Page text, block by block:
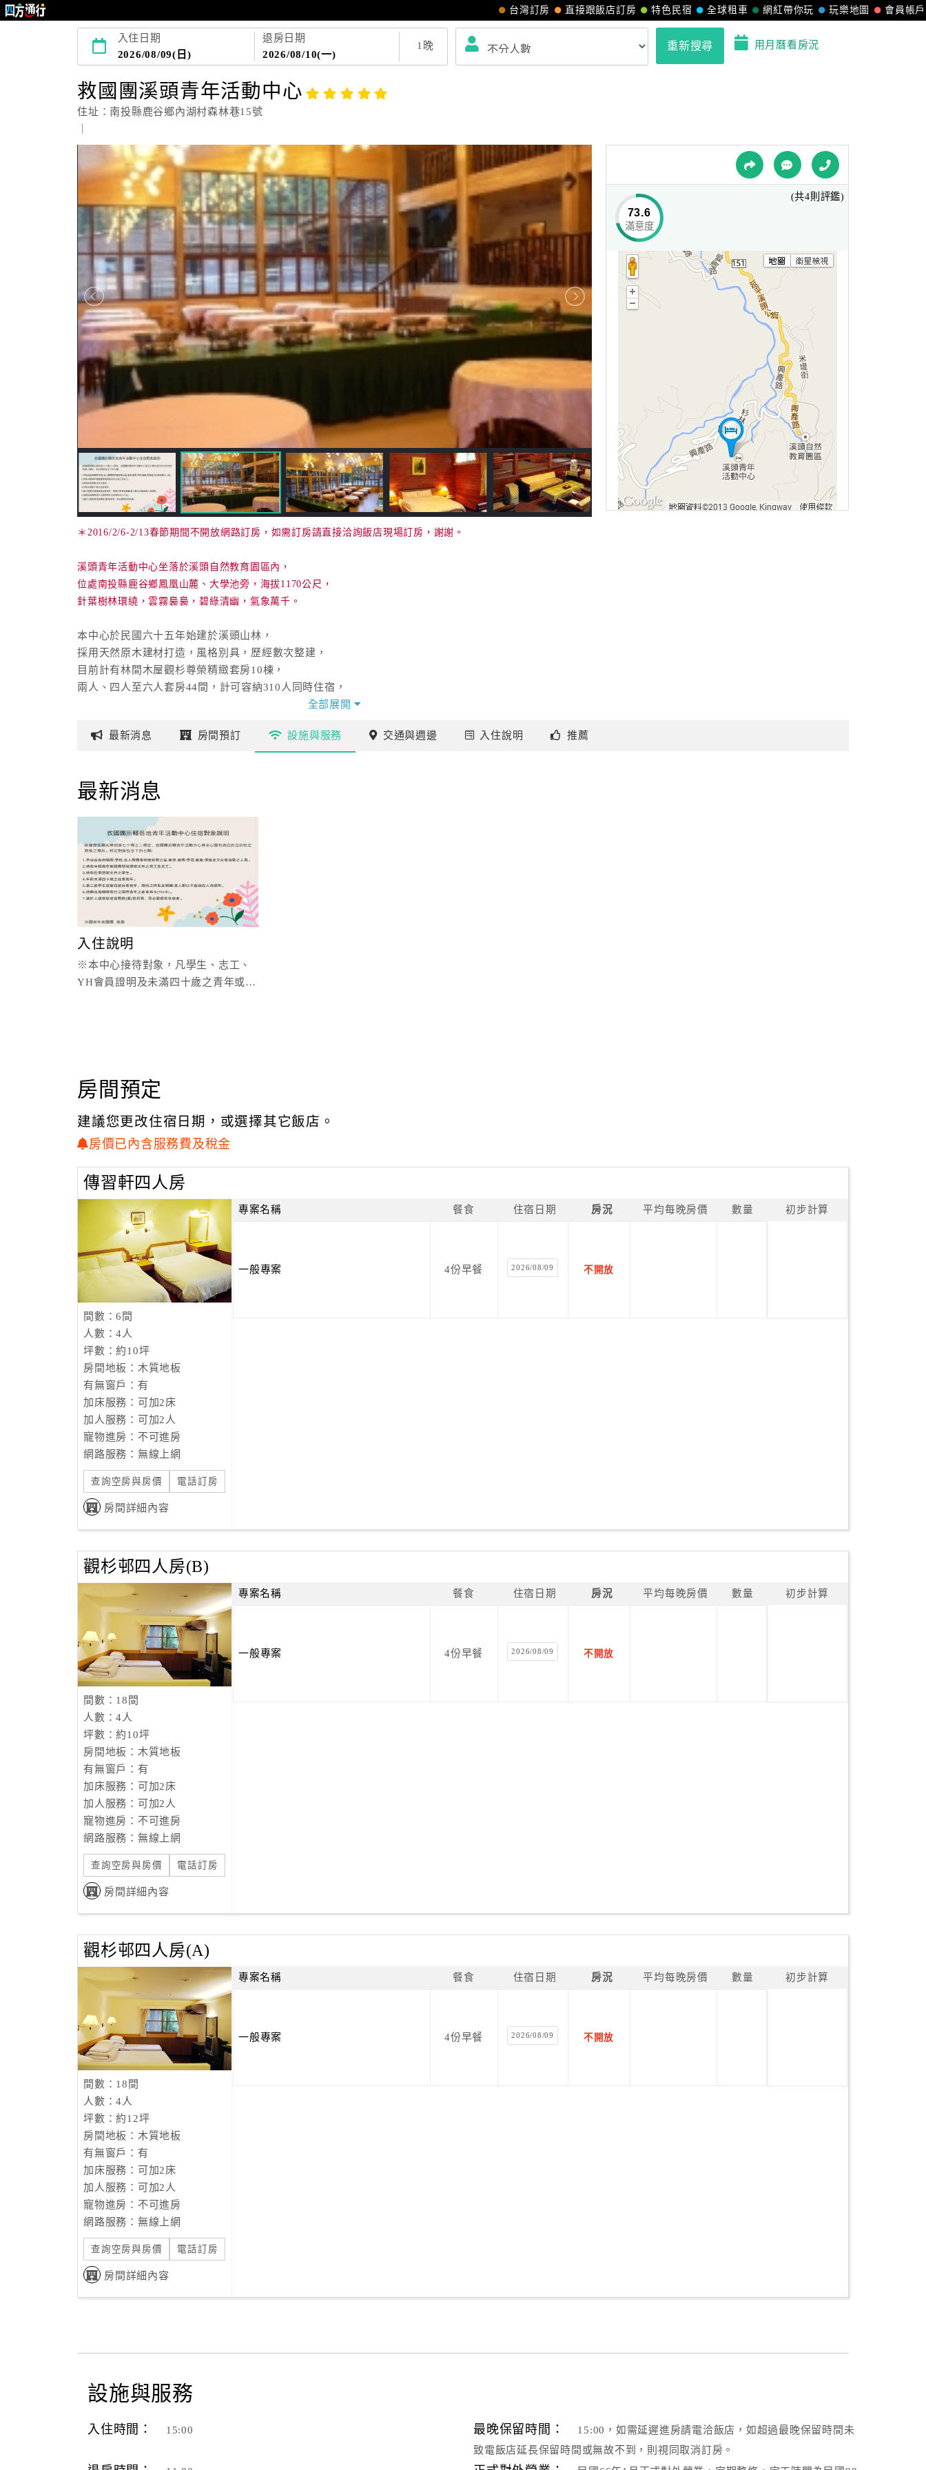
會員帳戶
玩樂地圖
網紅帶你玩
全球租車
特色民宿
直接跟飯店訂房
台灣訂房
入住日期
2026/08/09(日)
退房日期
2026/08/10(一)
1 晚 重新搜尋 用月曆看房況
救國團溪頭青年活動中心
住址：南投縣鹿谷鄉內湖村森林巷15號
＊2016/2/6-2/13春節期間不開放網路訂房，如需訂房請直接洽詢飯店現場訂房，謝謝。
溪頭青年活動中心坐落於溪頭自然教育園區內，
位處南投縣鹿谷鄉鳳凰山麓、大學池旁，海拔1170公尺，
針葉樹林環繞，雲霧裊裊，碧綠清幽，氣象萬千。
本中心於民國六十五年始建於溪頭山林，
採用天然原木建材打造，風格別具，歷經數次整建，
目前計有林間木屋觀杉尊榮精緻套房10棟，
兩人、四人至六人套房44間，計可容納310人同時住宿，
意境典雅，引人入勝，龍門客棧式餐廳提供當地特色餐可供450人同時用餐；
都讓您沉浸在好山好水之餘，盡情享受渡假的幽閒氣氛。
燈光、音響、電（移）動式銀幕、白板、表演舞台樣樣俱全，
可容納50人小型企業、機關團體會議訓練，亦可作為夜間卡拉OK歡唱最佳場所。
全部展開
73.6
滿意度
(共4則評鑑)
最新消息 房間預訂 設施與服務 交通與週邊 入住說明 推薦
最新消息
入住說明
※本中心接待對象，凡學生、志工、
YH會員證明及未滿四十歲之青年或參
房間預定
建議您更改住宿日期，或選擇其它飯店。
房價已內含服務費及稅金
傳習軒四人房
間數：6間
人數：4人
坪數：約10坪
房間地板：木質地板
有無窗戶：有
加床服務：可加2床
加人服務：可加2人
寵物進房：不可進房
網路服務：無線上網
查詢空房與房價 電話訂房
房間詳細內容
專案名稱 餐食 住宿日期 房況 平均每晚房價 數量 初步計算
一般專案 4份早餐 2026/08/09 不開放
觀杉邨四人房(B)
間數：18間
人數：4人
坪數：約10坪
房間地板：木質地板
有無窗戶：有
加床服務：可加2床
加人服務：可加2人
寵物進房：不可進房
網路服務：無線上網
查詢空房與房價 電話訂房
房間詳細內容
專案名稱 餐食 住宿日期 房況 平均每晚房價 數量 初步計算
一般專案 4份早餐 2026/08/09 不開放
觀杉邨四人房(A)
間數：18間
人數：4人
坪數：約12坪
房間地板：木質地板
有無窗戶：有
加床服務：可加2床
加人服務：可加2人
寵物進房：不可進房
網路服務：無線上網
查詢空房與房價 電話訂房
房間詳細內容
專案名稱 餐食 住宿日期 房況 平均每晚房價 數量 初步計算
一般專案 4份早餐 2026/08/09 不開放
設施與服務
入住時間： 15:00 最晚保留時間：
15:00，如需延遲進房請電洽飯店，如超過最晚保留時間未
致電飯店延長保留時間或無故不到，則視同取消訂房。